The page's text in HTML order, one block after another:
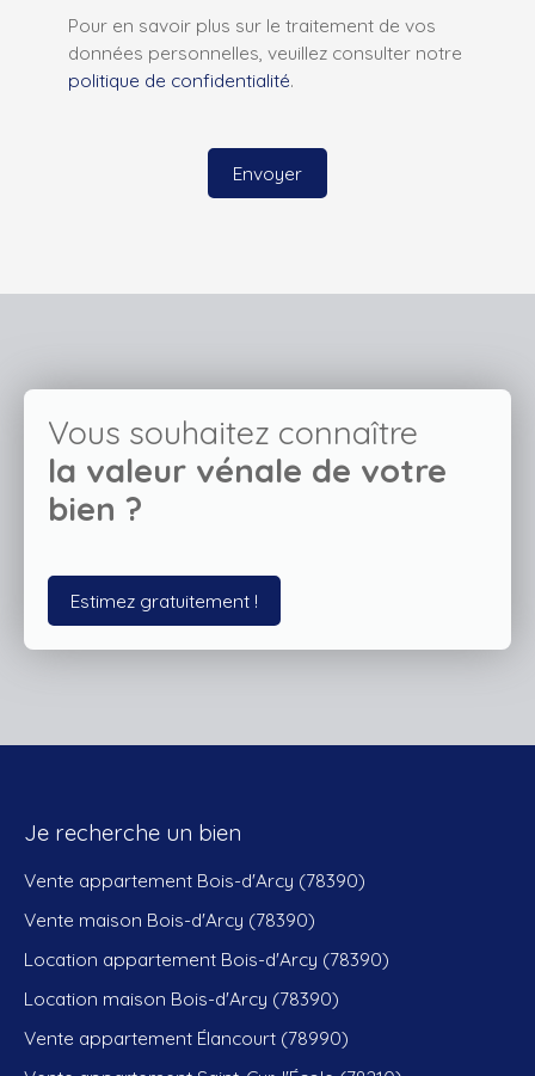
Pour en savoir plus sur le traitement de vos
données personnelles, veuillez consulter notre
politique de confidentialité.
Envoyer
Vous souhaitez connaître
la valeur vénale de votre
bien ?
Estimez gratuitement !
Je recherche un bien
Vente appartement Bois-d'Arcy (78390)
Vente maison Bois-d'Arcy (78390)
Location appartement Bois-d'Arcy (78390)
Location maison Bois-d'Arcy (78390)
Vente appartement Élancourt (78990)